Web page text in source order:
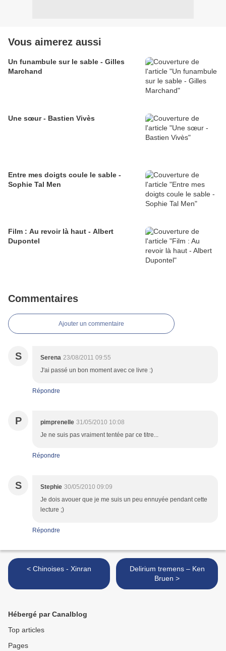
Vous aimerez aussi
Un funambule sur le sable - Gilles
Marchand
Une sœur - Bastien Vivès
Entre mes doigts coule le sable -
Sophie Tal Men
Film : Au revoir là haut - Albert
Dupontel
Commentaires
Ajouter un commentaire
S Serena 23/08/2011 09:55
J'ai passé un bon moment avec ce livre :)
Répondre
P pimprenelle 31/05/2010 10:08
Je ne suis pas vraiment tentée par ce titre...
Répondre
S Stephie 30/05/2010 09:09
Je dois avouer que je me suis un peu ennuyée pendant cette
lecture ;)
Répondre
< Chinoises - Xinran
Delirium tremens – Ken
Bruen >
Hébergé par Canalblog
Top articles
Pages